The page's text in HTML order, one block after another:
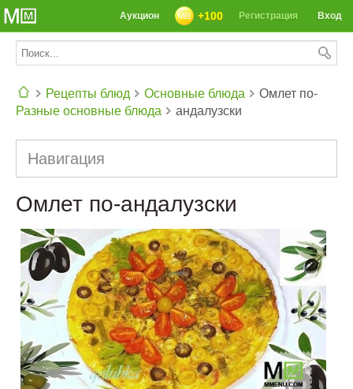
Вход
Регистрация
+100
Аукцион
Рецепты блюд
Основные блюда
Разные основные блюда
Омлет по-
андалузски
Навигация
Омлет по-андалузски